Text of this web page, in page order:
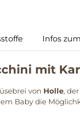
Infos
mit
von Holle,
Baby die